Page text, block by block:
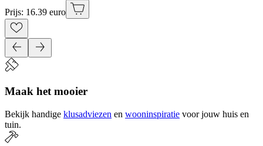
Prijs: 16.39 euro
Maak het mooier
Bekijk handige klusadviezen en wooninspiratie voor jouw huis en
tuin.